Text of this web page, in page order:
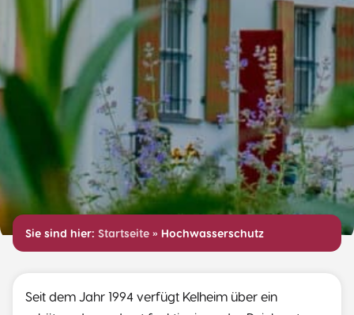
Sie sind hier: Startseite » Hochwasserschutz
Seit dem Jahr 1994 verfügt Kelheim über ein